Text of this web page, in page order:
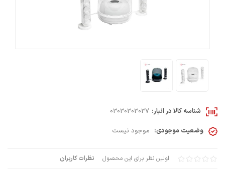
اولین نظر برای این محصول نظرات کاربران
شناسه کالا در انبار: 03030303037
وضعیت موجودی: موجود نیست